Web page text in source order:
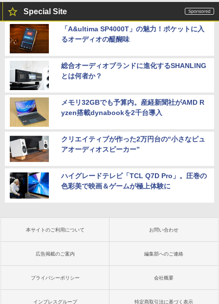
Special Site
「A&ultima SP4000T」の魅力！ポケットに入
るオーディオの醍醐味
総合オーディオブランドに進化するSHANLING
とは何者か？
メモリ32GBでも予算内。産経新聞社がAMD R
yzen搭載dynabookを2千台導入
クリエイティブが作った2万円台の“小さなピュ
アオーディオスピーカー”
ハイグレードテレビ「TCL Q7D Pro」。圧巻の
色彩美で映画＆ゲームが極上体験に
本サイトのご利用について お問い合わせ
広告掲載のご案内 編集部へのご連絡
プライバシーポリシー 会社概要
インプレスグループ 特定商取引法に基づく表示